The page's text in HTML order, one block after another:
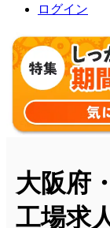
ログイン
大阪府
工場求